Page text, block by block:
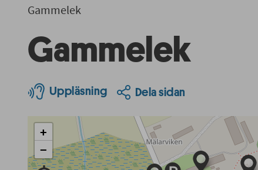
Gammelek
Gammelek
Uppläsning Dela sidan
+
−